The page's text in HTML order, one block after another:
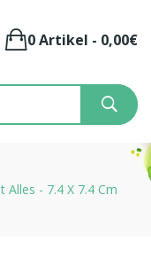
0 Artikel - 0,00€
Alles - 7.4 X 7.4 Cm